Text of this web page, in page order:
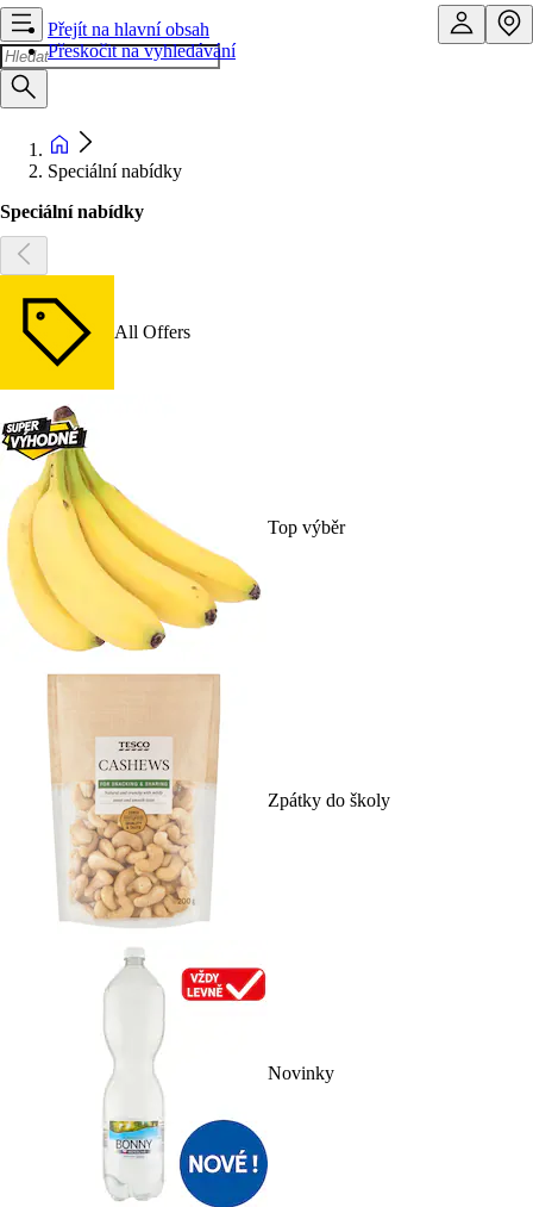
Přejít na hlavní obsah
Přeskočit na vyhledávání
Speciální nabídky
Speciální nabídky
All Offers
Top výběr
Zpátky do školy
Novinky